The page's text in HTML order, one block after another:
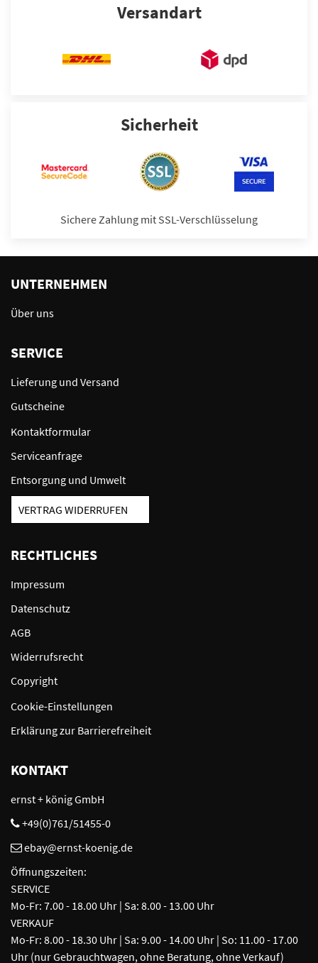
Versandart
Sicherheit
Sichere Zahlung mit SSL-Verschlüsselung
UNTERNEHMEN
Über uns
SERVICE
Lieferung und Versand
Gutscheine
Kontaktformular
Serviceanfrage
Entsorgung und Umwelt
VERTRAG WIDERRUFEN
RECHTLICHES
Impressum
Datenschutz
AGB
Widerrufsrecht
Copyright
Cookie-Einstellungen
Erklärung zur Barrierefreiheit
KONTAKT
ernst + könig GmbH
+49(0)761/51455-0
ebay@ernst-koenig.de
Öffnungszeiten:
SERVICE
Mo-Fr: 7.00 - 18.00 Uhr | Sa: 8.00 - 13.00 Uhr
VERKAUF
Mo-Fr: 8.00 - 18.30 Uhr | Sa: 9.00 - 14.00 Uhr | So: 11.00 - 17.00
Uhr (nur Gebrauchtwagen, ohne Beratung, ohne Verkauf)